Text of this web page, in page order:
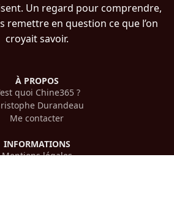
Un regard pour comprendre,
remettre en question ce que l’on
croyait savoir.
À PROPOS
quoi Chine365 ?
Durandeau
Me contacter
INFORMATIONS
Mentions légales